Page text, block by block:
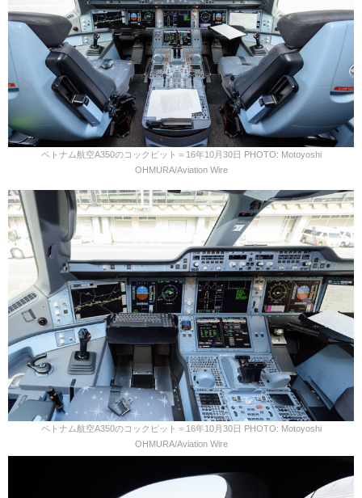
ベトナム航空A350のコックピット＝16年10月30日 PHOTO: Motoyoshi
OHMURA/Aviation Wire
ベトナム航空A350のコックピット＝16年10月30日 PHOTO: Motoyoshi
OHMURA/Aviation Wire